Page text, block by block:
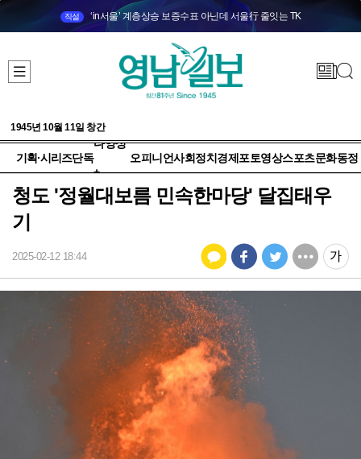
직설 ‘in서울’ 계층상승 보증수표 아닌데 서울行 줄잇는 TK
1945년 10월 11일 창간
기획·시리즈단독
다양성
+
오피니언사회정치 경제 포토영상스포츠문화동정
청도 '정월대보름 민속한마당' 달집태우
기
2025-02-12 18:44